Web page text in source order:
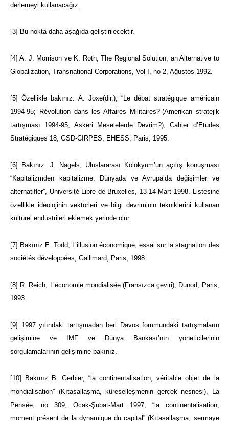
derlemeyi kullanacağız.
[3] Bu nokta daha aşağıda geliştirilecektir.
[4] A. J. Morrison ve K. Roth, The Regional Solution, an Alternative to
Globalization, Transnational Corporations, Vol I, no 2, Ağustos 1992.
[5] Özellikle bakınız: A. Joxe(dir.), “Le débat stratégique américain
1994-95; Révolution dans les Affaires Militaires?”(Amerikan stratejik
tartışması 1994-95; Askeri Meselelerde Devrim?), Cahier d’Etudes
Stratégiques 18, GSD-CIRPES, EHESS, Paris, 1995.
[6]
Bakınız: J. Nagels, Uluslararası Kolokyum’un açılış konuşması
“Kapitalizmden kapitalizme: Dünyada ve Avrupa’da değişimler ve
alternatifler”, Université Libre de Bruxelles, 13-14 Mart 1998. Listesine
özellikle ideolojinin vektörleri ve bilgi devriminin tekniklerini kullanan
kültürel endüstrileri eklemek yerinde olur.
[7] Bakınız E. Todd, L’illusion économique, essai sur la stagnation des
sociétés développées, Gallimard, Paris, 1998.
[8] R. Reich, L’économie mondialisée (Fransızca çeviri), Dunod, Paris,
1993.
[9]
1997 yılındaki tartışmadan beri Davos forumundaki tartışmaların
gelişimine ve IMF ve Dünya Bankası’nın yöneticilerinin
sorgulamalarının gelişimine bakınız.
[10]
Bakınız B. Gerbier, “la continentalisation, véritable objet de la
mondialisation” (Kıtasallaşma, küreselleşmenin gerçek nesnesi), La
Pensée, no 309, Ocak-Şubat-Mart 1997; “la continentalisation,
moment présent de la dynamique du capital” (Kıtasallaşma, sermaye